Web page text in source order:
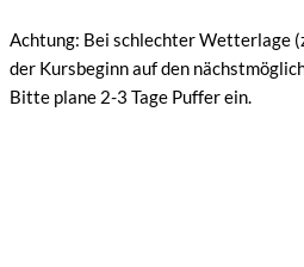
Achtung: Bei schlechter Wetterlage
der Kursbeginn auf den
Bitte plane 2-3 Tage Puffer ein.